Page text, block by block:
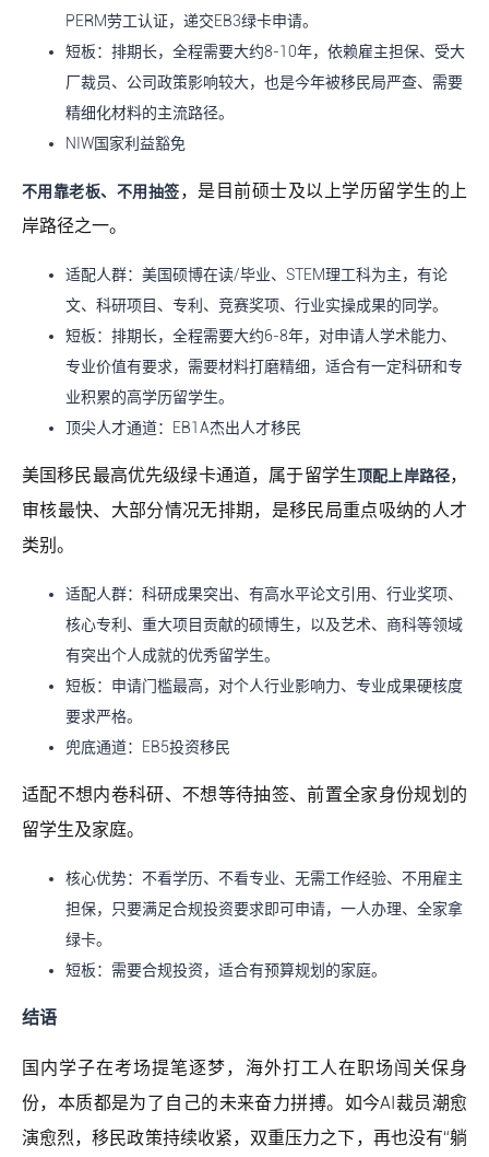
PERM劳工认证，递交EB3绿卡申请。
短板：排期长，全程需要大约8-10年，依赖雇主担保、受大
厂裁员、公司政策影响较大，也是今年被移民局严查、需要
精细化材料的主流路径。
NIW国家利益豁免
不用靠老板、不用抽签，是目前硕士及以上学历留学生的上
岸路径之一。
适配人群：美国硕博在读/毕业、STEM理工科为主，有论
文、科研项目、专利、竞赛奖项、行业实操成果的同学。
短板：排期长，全程需要大约6-8年，对申请人学术能力、
专业价值有要求，需要材料打磨精细，适合有一定科研和专
业积累的高学历留学生。
顶尖人才通道：EB1A杰出人才移民
美国移民最高优先级绿卡通道，属于留学生顶配上岸路径，
审核最快、大部分情况无排期，是移民局重点吸纳的人才
类别。
适配人群：科研成果突出、有高水平论文引用、行业奖项、
核心专利、重大项目贡献的硕博生，以及艺术、商科等领域
有突出个人成就的优秀留学生。
短板：申请门槛最高，对个人行业影响力、专业成果硬核度
要求严格。
兜底通道：EB5投资移民
适配不想内卷科研、不想等待抽签、前置全家身份规划的
留学生及家庭。
核心优势：不看学历、不看专业、无需工作经验、不用雇主
担保，只要满足合规投资要求即可申请，一人办理、全家拿
绿卡。
短板：需要合规投资，适合有预算规划的家庭。
结语
国内学子在考场提笔逐梦，海外打工人在职场闯关保身
份，本质都是为了自己的未来奋力拼搏。如今AI裁员潮愈
演愈烈，移民政策持续收紧，双重压力之下，再也没有“躺